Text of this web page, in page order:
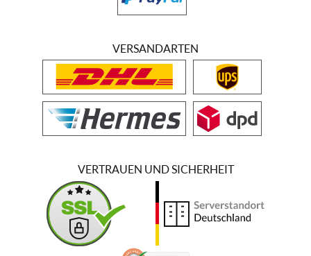
VERSANDARTEN
VERTRAUEN UND SICHERHEIT